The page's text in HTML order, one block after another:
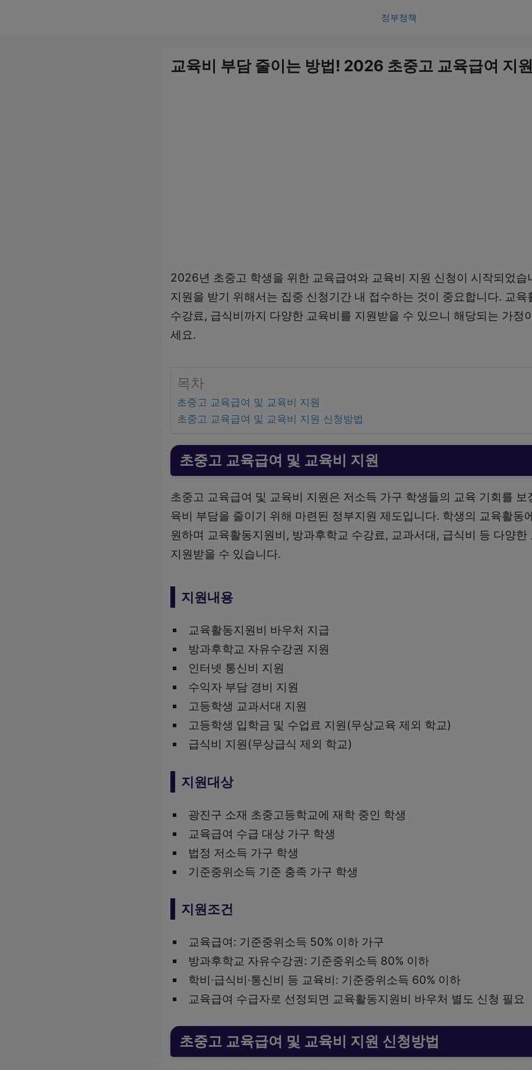
정부정책
교육비 부담 줄이는 방법! 2026 초중고 교육급여 지
2026년 초중고 학생을 위한 교육급여와 교육비 지원 신청이 시작되었습
지원을 받기 위해서는 집중 신청기간 내 접수하는 것이 중요합니다. 교육
수강료, 급식비까지 다양한 교육비를 지원받을 수 있으니 해당되는 가정
세요.
목차
초중고 교육급여 및 교육비 지원
초중고 교육급여 및 교육비 지원 신청방법
초중고 교육급여 및 교육비 지원
초중고 교육급여 및 교육비 지원은 저소득 가구 학생들의 교육 기회를 보
육비 부담을 줄이기 위해 마련된 정부지원 제도입니다. 학생의 교육활동
원하며 교육활동지원비, 방과후학교 수강료, 교과서대, 급식비 등 다양한
지원받을 수 있습니다.
지원내용
교육활동지원비 바우처 지급
방과후학교 자유수강권 지원
인터넷 통신비 지원
수익자 부담 경비 지원
고등학생 교과서대 지원
고등학생 입학금 및 수업료 지원(무상교육 제외 학교)
급식비 지원(무상급식 제외 학교)
지원대상
광진구 소재 초중고등학교에 재학 중인 학생
교육급여 수급 대상 가구 학생
법정 저소득 가구 학생
기준중위소득 기준 충족 가구 학생
지원조건
교육급여: 기준중위소득 50% 이하 가구
방과후학교 자유수강권: 기준중위소득 80% 이하
학비·급식비·통신비 등 교육비: 기준중위소득 60% 이하
교육급여 수급자로 선정되면 교육활동지원비 바우처 별도 신청 필요
초중고 교육급여 및 교육비 지원 신청방법